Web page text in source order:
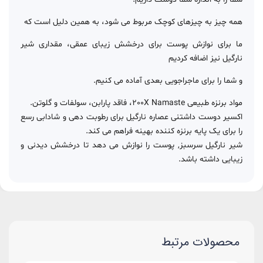
همه چیز به چیزهای کوچک مربوط می شود، به همین دلیل است که
ما برای نوازش پوست برای درخشش زیبای عمقی، مقداری شیر
نارگیل نیز اضافه کردیم
و شما را برای ماجراجویی بعدی آماده می کنیم.
مواد برنزه طبیعی 200X Namaste، فاقد پارابن، سولفات و گلوتن.
اکسیر دوست داشتنی عصاره نارگیل برای رطوبت دهی و شادابی رسع
را برای یک پایه برنزه کننده بهینه فراهم می کند.
شیر نارگیل سرسبز, پوست را نوازش می دهد تا درخشش دیدنی و
زیبایی داشته باشد.
محصولات مرتبط